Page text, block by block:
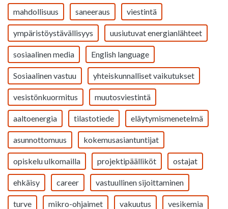
mahdollisuus saneeraus viestintä
ympäristöystävällisyys uusiutuvat energianlähteet
sosiaalinen media English language
Sosiaalinen vastuu yhteiskunnalliset vaikutukset
vesistönkuormitus muutosviestintä
aaltoenergia tilastotiede eläytymismenetelmä
asunnottomuus kokemusasiantuntijat
opiskelu ulkomailla projektipäälliköt ostajat
ehkäisy career vastuullinen sijoittaminen
turve mikro-ohjaimet vakuutus vesikemia